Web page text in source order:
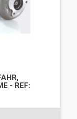
- REF: